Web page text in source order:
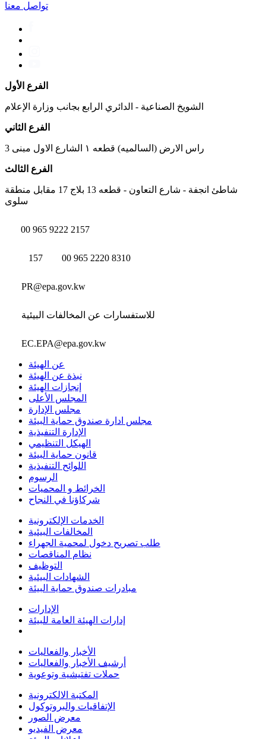
تواصل معنا
الفرع الأول
الشويخ الصناعية - الدائري الرابع بجانب وزارة الإعلام
الفرع الثاني
راس الارض (السالميه) قطعه ١ الشارع الاول مبنى 3
الفرع الثالث
شاطئ انجفة - شارع التعاون - قطعه 13 بلاج 17 مقابل منطقة
سلوى
00 965 9222 2157
157 00 965 2220 8310
PR@epa.gov.kw
للاستفسارات عن المخالفات البيئية
EC.EPA@epa.gov.kw
عن الهيئة
نبذة عن الهيئة
إنجازات الهيئة
المجلس الأعلى
مجلس الإدارة
مجلس ادارة صندوق حماية البيئة
الإدارة التنفيذية
الهيكل التنظيمي
قانون حماية البيئة
اللوائح التنفيذية
الرسوم
الخرائط و المحميات
شركاؤنا في النجاح
الخدمات الإلكترونية
المخالفات البيئية
طلب تصريح دخول لمحمية الجهراء
نظام المناقصات
التوظيف
الشهادات البيئية
مبادرات صندوق حماية البيئة
الإدارات
إدارات الهيئة العامة للبيئة
الأخبار والفعاليات
أرشيف الأخبار والفعاليات
حملات تفتيشية وتوعوية
المكتبة الالكترونية
الإتفاقيات والبروتوكول
معرض الصور
معرض الفيديو